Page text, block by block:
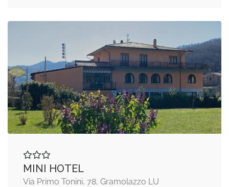
MINI HOTEL
Via Primo Tonini, 78, Gramolazzo LU